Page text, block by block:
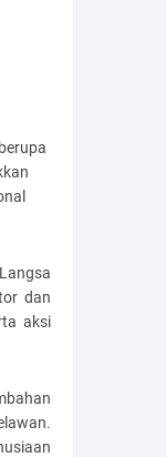
dan
aksi